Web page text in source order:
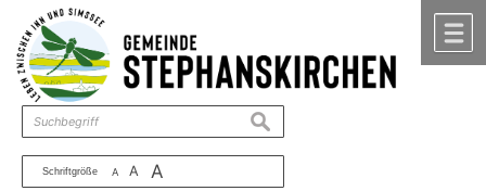
Zum Inhalt ,zur Navigation
Schriftgröße A A A
suchen